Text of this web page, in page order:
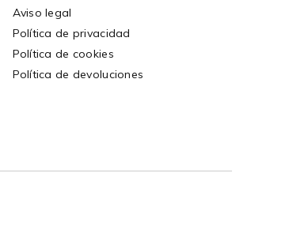
Aviso legal
Política de privacidad
Política de cookies
Política de devoluciones